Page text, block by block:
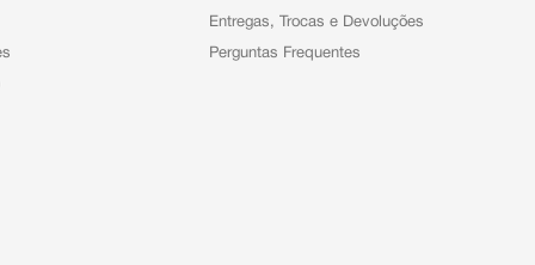
Entregas, Trocas e Devoluções
Perguntas Frequentes